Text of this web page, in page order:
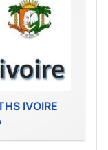
IVOIRE